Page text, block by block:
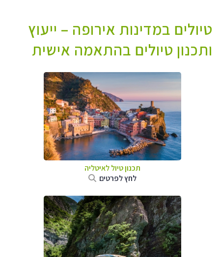
טיולים במדינות אירופה – ייעוץ
ותכנון טיולים בהתאמה אישית
תכנון טיול לאיטליה
לחץ לפרטים